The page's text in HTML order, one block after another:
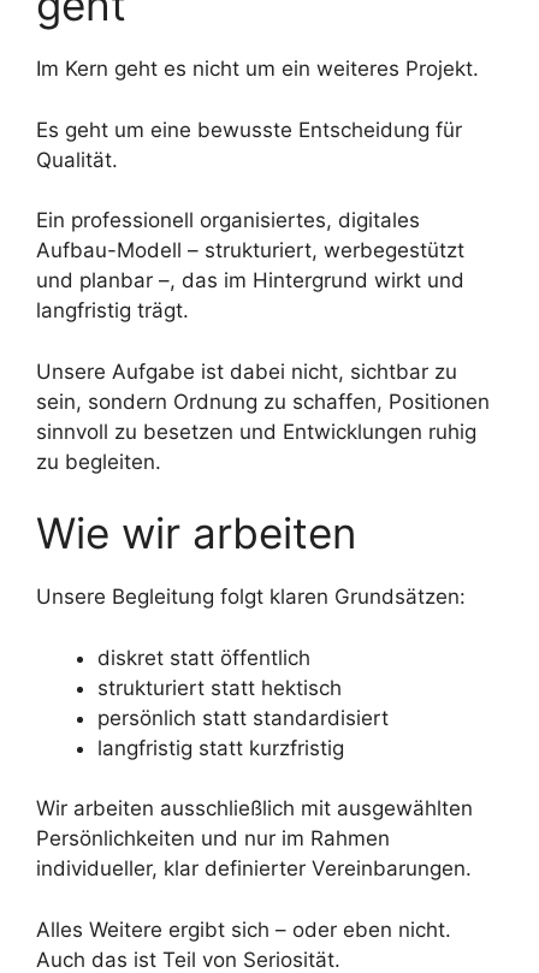
Im Kern geht es nicht um ein weiteres Projekt.
Es geht um eine bewusste Entscheidung für
Qualität.
Ein professionell organisiertes, digitales
Aufbau-Modell – strukturiert, werbegestützt
und planbar –, das im Hintergrund wirkt und
langfristig trägt.
Unsere Aufgabe ist dabei nicht, sichtbar zu
sein, sondern Ordnung zu schaffen, Positionen
sinnvoll zu besetzen und Entwicklungen ruhig
zu begleiten.
Wie wir arbeiten
Unsere Begleitung folgt klaren Grundsätzen:
diskret statt öffentlich
strukturiert statt hektisch
persönlich statt standardisiert
langfristig statt kurzfristig
Wir arbeiten ausschließlich mit ausgewählten
Persönlichkeiten und nur im Rahmen
individueller, klar definierter Vereinbarungen.
Alles Weitere ergibt sich – oder eben nicht.
Auch das ist Teil von Seriosität.